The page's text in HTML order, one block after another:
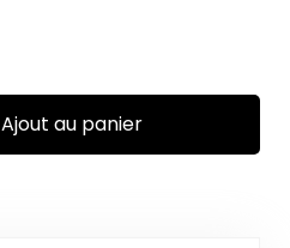
Ajout au panier